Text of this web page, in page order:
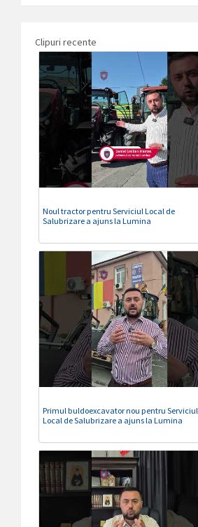
Clipuri recente
Noul tractor pentru Serviciul Local de
Salubrizare a ajuns la Lumina
Primul buldoexcavator nou pentru Serviciul
Local de Salubrizare a ajuns la Lumina